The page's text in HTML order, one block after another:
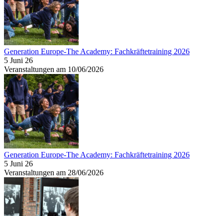
Generation Europe-The Academy: Fachkräftetraining 2026
5 Juni 26
Veranstaltungen am 10/06/2026
Generation Europe-The Academy: Fachkräftetraining 2026
5 Juni 26
Veranstaltungen am 28/06/2026